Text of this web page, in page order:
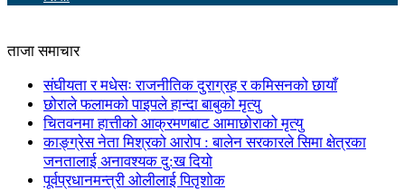
ताजा समाचार
संघीयता र मधेसः राजनीतिक दुराग्रह र कमिसनको छायाँ
छोराले फलामको पाइपले हान्दा बाबुको मृत्यु
चितवनमा हात्तीको आक्रमणबाट आमाछोराको मृत्यु
काङ्ग्रेस नेता मिश्रको आरोप : बालेन सरकारले सिमा क्षेत्रका
जनतालाई अनावश्यक दु:ख दियो
पूर्वप्रधानमन्त्री ओलीलाई पितृशोक